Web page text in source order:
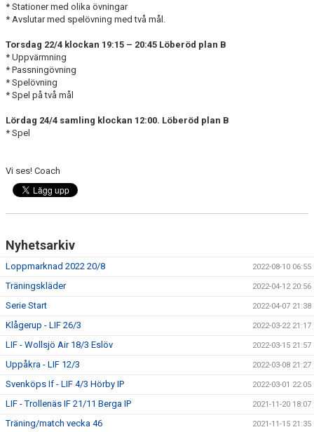
KONTAKT
* Stationer med olika övningar
* Avslutar med spelövning med två mål.
Torsdag 22/4 klockan 19:15 – 20:45 Löberöd plan B
* Uppvärmning
* Passningövning
* Spelövning
* Spel på två mål
Lördag 24/4 samling klockan 12:00. Löberöd plan B
* Spel
Vi ses! Coach
Nyhetsarkiv
Loppmarknad 2022 20/8 2022-08-10 06:55
Träningskläder 2022-04-12 20:56
Serie Start 2022-04-07 21:38
Klågerup - LIF 26/3 2022-03-22 21:17
LIF - Wollsjö Air 18/3 Eslöv 2022-03-15 21:57
Uppåkra - LIF 12/3 2022-03-08 21:27
Svenköps If - LIF 4/3 Hörby IP 2022-03-01 22:05
LIF - Trollenäs IF 21/11 Berga IP 2021-11-20 18:07
Träning/match vecka 46 2021-11-15 21:35